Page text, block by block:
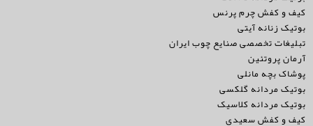
کیف و کفش چرم پرنس
بوتیک زنانه آیتی
تبلیغات تخصصی صنایع چوب ایران
آرمان پروتئین
پوشاک بچه مانلی
بوتیک مردانه گلکسی
بوتیک مردانه کلاسیک
کیف و کفش سعیدی